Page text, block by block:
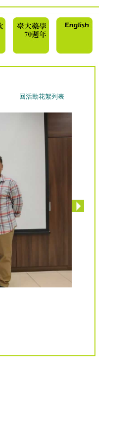
回活動花絮列表